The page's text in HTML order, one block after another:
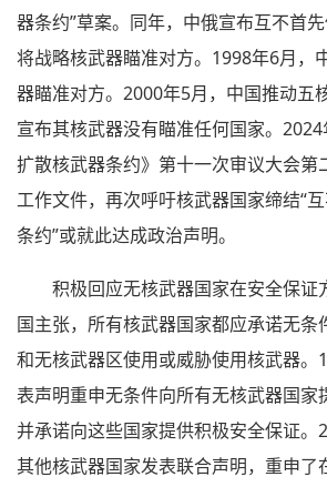
器条约”草案。同年，中俄宣布互不首
将战略核武器瞄准对方。1998年6月，
器瞄准对方。2000年5月，中国推动五
宣布其核武器没有瞄准任何国家。
扩散核武器条约》第十一次审议大会第
工作文件，再次呼吁核武器国家缔结“
条约”或就此达成政治声明。
积极回应无核武器国家在安全保证
国主张，所有核武器国家都应承诺无条
和无核武器区使用或威胁使用核武器。
表声明重申无条件向所有无核武器国家
并承诺向这些国家提供积极安全保证。
其他核武器国家发表联合声明，重申了